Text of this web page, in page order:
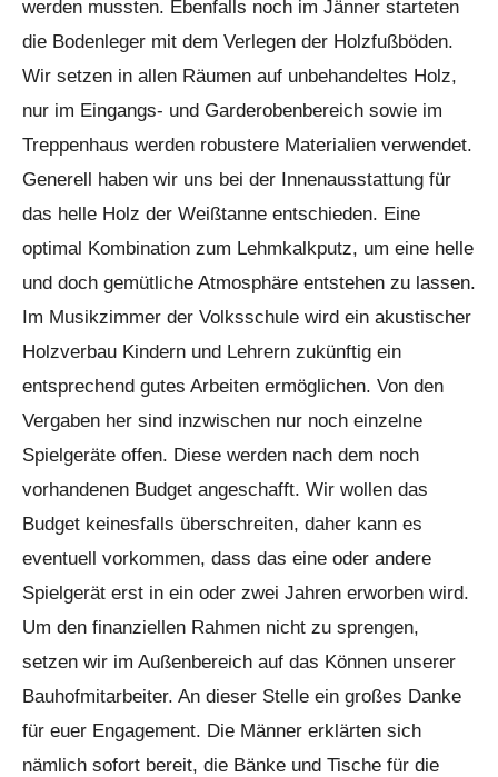
werden mussten. Ebenfalls noch im Jänner starteten
die Bodenleger mit dem Verlegen der Holzfußböden.
Wir setzen in allen Räumen auf unbehandeltes Holz,
nur im Eingangs- und Garderobenbereich sowie im
Treppenhaus werden robustere Materialien verwendet.
Generell haben wir uns bei der Innenausstattung für
das helle Holz der Weißtanne entschieden. Eine
optimal Kombination zum Lehmkalkputz, um eine helle
und doch gemütliche Atmosphäre entstehen zu lassen.
Im Musikzimmer der Volksschule wird ein akustischer
Holzverbau Kindern und Lehrern zukünftig ein
entsprechend gutes Arbeiten ermöglichen. Von den
Vergaben her sind inzwischen nur noch einzelne
Spielgeräte offen. Diese werden nach dem noch
vorhandenen Budget angeschafft. Wir wollen das
Budget keinesfalls überschreiten, daher kann es
eventuell vorkommen, dass das eine oder andere
Spielgerät erst in ein oder zwei Jahren erworben wird.
Um den finanziellen Rahmen nicht zu sprengen,
setzen wir im Außenbereich auf das Können unserer
Bauhofmitarbeiter. An dieser Stelle ein großes Danke
für euer Engagement. Die Männer erklärten sich
nämlich sofort bereit, die Bänke und Tische für die